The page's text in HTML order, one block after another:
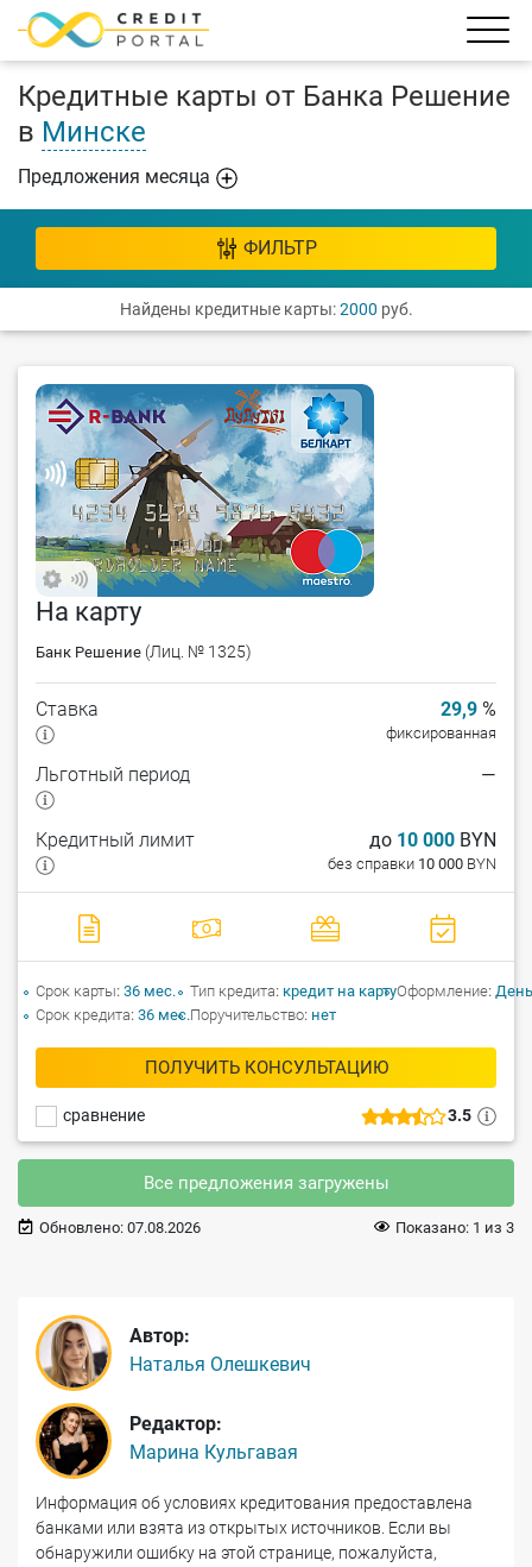
Кредитные карты от Банка Решение
в Минске
Предложения месяца
ФИЛЬТР
Найдены кредитные карты:2000 руб.
На карту
Банк Решение (Лиц. № 1325)
3.5
сравнение
Ставка 29,9 %
фиксированная
Льготный период —
Кредитный лимит до 10 000 BYN
без справки 10 000 BYN
ПОЛУЧИТЬ КОНСУЛЬТАЦИЮ
Срок карты 36 мес.
Срок кредита 36 мес.
Тип кредита кредит на карту
Поручительство нет
Оформление
Все предложения загружены
Обновлено: 07.08.2026 Показано: 1 из 3
Автор:
Наталья Олешкевич
Редактор:
Марина Кульгавая
Информация об условиях кредитования предоставлена
банками или взята из открытых источников. Если вы
обнаружили ошибку на этой странице, пожалуйста,